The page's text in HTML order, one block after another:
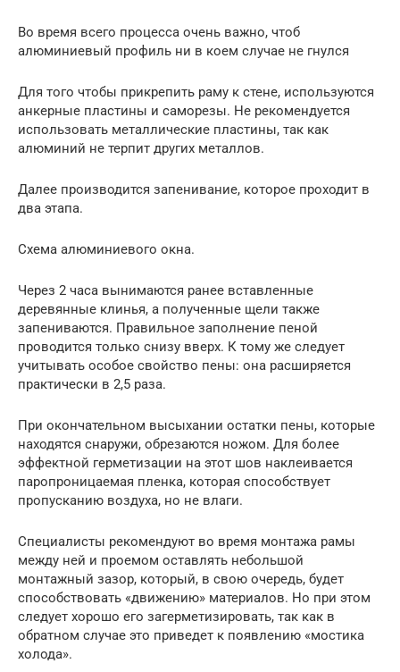
Во время всего процесса очень важно, чтоб
алюминиевый профиль ни в коем случае не гнулся
Для того чтобы прикрепить раму к стене, используются
анкерные пластины и саморезы. Не рекомендуется
использовать металлические пластины, так как
алюминий не терпит других металлов.
Далее производится запенивание, которое проходит в
два этапа.
Схема алюминиевого окна.
Через 2 часа вынимаются ранее вставленные
деревянные клинья, а полученные щели также
запениваются. Правильное заполнение пеной
проводится только снизу вверх. К тому же следует
учитывать особое свойство пены: она расширяется
практически в 2,5 раза.
При окончательном высыхании остатки пены, которые
находятся снаружи, обрезаются ножом. Для более
эффектной герметизации на этот шов наклеивается
паропроницаемая пленка, которая способствует
пропусканию воздуха, но не влаги.
Специалисты рекомендуют во время монтажа рамы
между ней и проемом оставлять небольшой
монтажный зазор, который, в свою очередь, будет
способствовать «движению» материалов. Но при этом
следует хорошо его загерметизировать, так как в
обратном случае это приведет к появлению «мостика
холода».